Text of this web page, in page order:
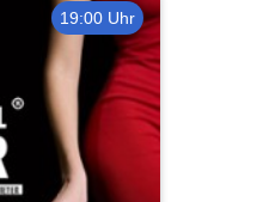
19:00 Uhr